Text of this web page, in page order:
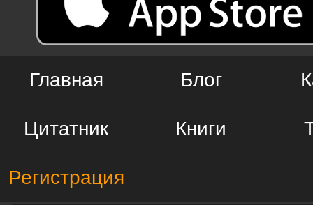
Главная Блог
Цитатник Книги
Регистрация